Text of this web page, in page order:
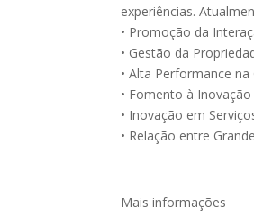
experiências.
• Promoção da
• Gestão da
• Alta Performance
• Fomento à Inovação
• Inovação em
• Relação entre
Mais informações